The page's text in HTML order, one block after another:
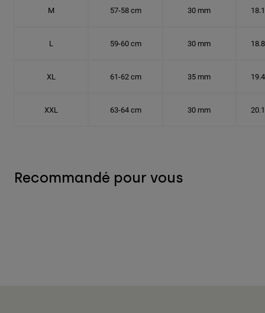
M 57-58 cm 30 mm
L 59-60 cm 30 mm
XL 61-62 cm 35 mm
XXL 63-64 cm 30 mm
Recommandé pour vous